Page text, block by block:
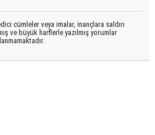
cümleler veya imalar, inançlara saldırı
ve büyük harflerle yazılmış yorumlar